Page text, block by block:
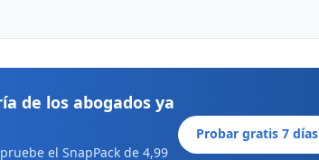
de los abogados ya
el SnapPack de 4,99
Probar gratis 7 días